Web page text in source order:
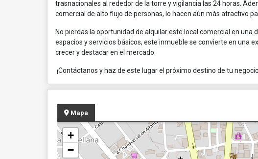
trasnacionales al rededor de la torre y vigilancia las 24 horas.
comercial de alto flujo de personas, lo hacen aún más atractivo
No pierdas la oportunidad de alquilar este local comercial en una
espacios y servicios básicos, este inmueble se convierte en una
crecer y destacar en el mercado.
¡Contáctanos y haz de este lugar el próximo destino de tu
Mapa
+
−